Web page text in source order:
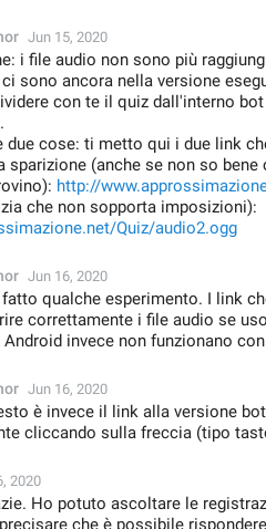
Jun 15, 2020
i file audio non sono più
sono ancora nella versione
con te il quiz dall'interno
due cose: ti metto qui i due link
sparizione (anche se non so bene
http://
che non sopporta imposizioni):
Quiz/audio2.ogg
Jun 16, 2020
qualche esperimento. I link
correttamente i file audio se
invece non funzionano
Jun 16, 2020
è invece il link alla versione
cliccando sulla freccia (tipo
2020
Ho potuto ascoltare le
che è possibile